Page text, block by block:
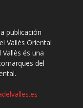
publicación
Vallès Oriental
és una
del